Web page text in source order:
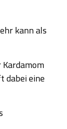
kann als
dabei eine